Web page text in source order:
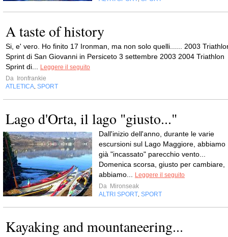
A taste of history
Si, e' vero. Ho finito 17 Ironman, ma non solo quelli...... 2003
Sprint di San Giovanni in Persiceto 3 settembre 2003 2004 Triathlon
Sprint di...
Leggere il seguito
Da
Ironfrankie
ATLETICA SPORT
Lago d'Orta, il lago "giusto..."
Dall'inizio dell'anno, durante le varie
escursioni sul Lago Maggiore, abbiamo
già "incassato" parecchio vento...
Domenica scorsa, giusto per cambiare,
abbiamo...
Leggere il seguito
Da Mironseak
ALTRI SPORT SPORT
Kayaking and mountaneering...